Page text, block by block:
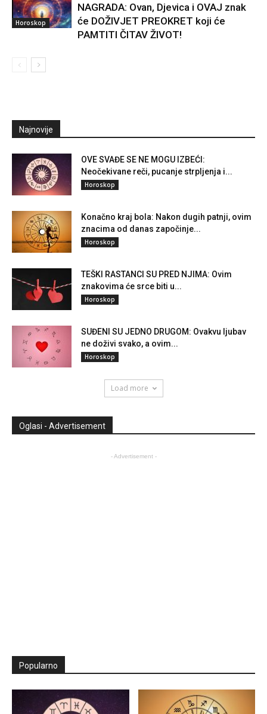
Horoskop
NAGRADA: Ovan, Djevica i OVAJ znak
će DOŽIVJET PREOKRET koji će
PAMTITI ČITAV ŽIVOT!
Najnovije
OVE SVAĐE SE NE MOGU IZBEĆI:
Neočekivane reči, pucanje strpljenja i...
Horoskop
Konačno kraj bola: Nakon dugih patnji, ovim
znacima od danas započinje...
Horoskop
TEŠKI RASTANCI SU PRED NJIMA: Ovim
znakovima će srce biti u...
Horoskop
SUĐENI SU JEDNO DRUGOM: Ovakvu ljubav
ne doživi svako, a ovim...
Horoskop
Load more
Oglasi - Advertisement
- Advertisement -
Popularno